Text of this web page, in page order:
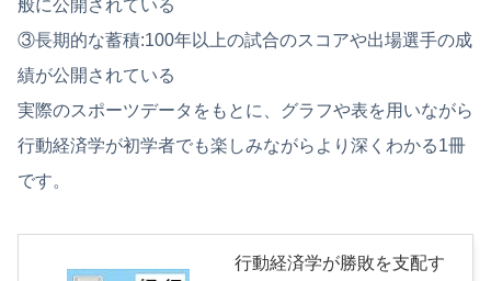
般に公開されている
③長期的な蓄積:100年以上の試合のスコアや出場選手の成
績が公開されている
実際のスポーツデータをもとに、グラフや表を用いながら
行動経済学が初学者でも楽しみながらより深くわかる1冊
です。
行動経済学が勝敗を支配す